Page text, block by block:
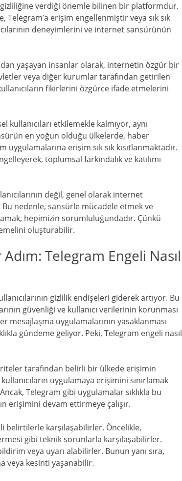
verdiği önemle bilinen bir platformdur.
erişim engellenmiştir veya sık sık
deneyimlerini ve internet sansürünün
yaşayan insanlar olarak, internetin özgür bir
veya diğer kurumlar tarafından getirilen
fikirlerini özgürce ifade etmelerini
etkilemekle kalmıyor, aynı
en yoğun olduğu ülkelerde, haber
erişim sık sık kısıtlanmaktadır.
toplumsal farkındalık ve katılımı
değil, genel olarak internet
Bu nedenle, sansürle mücadele etmek ve
hepimizin sorumluluğundadır. Çünkü
oluşturabilir.
Telegram Engeli Nasıl
gizlilik endişeleri giderek artıyor. Bu
güvenliği ve kullanıcı verilerinin korunması
mesajlaşma uygulamalarının yasaklanması
gündeme geliyor. Peki, Telegram engeli nasıl
tarafından belirli bir ülkede erişimin
uygulamaya erişimini sınırlamak
Telegram gibi uygulamalar sıklıkla bu
erişimini devam ettirmeye çalışır.
belirtilerle karşılaşabilirler. Öncelikle,
gibi teknik sorunlarla karşılaşabilirler.
veya uyarı alabilirler. Bunun yanı sıra,
veya kesinti yaşanabilir.